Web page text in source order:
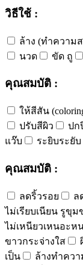
วิธีใช้ :
ล้าง (ทำความ
นวด
ขัด ถู
คุณสมบัติ :
ให้สีสัน
ปรับสีผิว
ปก
แว๊บ
ระยิบระยับ
คุณสมบัติ :
ลดริ้วรอย ล
ไม่เรียบเนียน รูขุม
ไม่เหนียวเหนอะห
ขาวกระจ่างใส
เป็น
ล้างทำคว